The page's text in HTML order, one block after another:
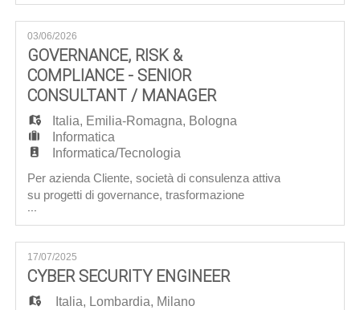
EN
FR
IT
Automation Engineer che entreranno a far parte
di un team specializzato nello sviluppo di
soluzioni avanzate di automazione basate su
Intelligenza Artificiale. Le figure saranno
coinvolte nella progettazione e implementazione
di ch
03/06/2026
GOVERNANCE, RISK &
COMPLIANCE - SENIOR
CONSULTANT / MANAGER
Italia, Emilia-Romagna, Bologna
Informatica
Informatica/Tecnologia
Per azienda Cliente, società di consulenza attiva
su progetti di governance, trasformazione
organizzativa e gestione del rischio, che
supporta organizzazioni pubbliche e private in
percorsi di evoluzione normativa e di
miglioramento dei modelli di controllo, siamo alla
ricerca di un/una: Senior Consultant / Manager –
Area Governance, Risk & Compl
17/07/2025
CYBER SECURITY ENGINEER
Italia, Lombardia, Milano